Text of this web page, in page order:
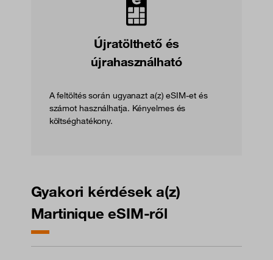
Újratölthető és
újrahasználható
A feltöltés során ugyanazt a(z) eSIM-et és
számot használhatja. Kényelmes és
költséghatékony.
Gyakori kérdések a(z)
Martinique eSIM-ről